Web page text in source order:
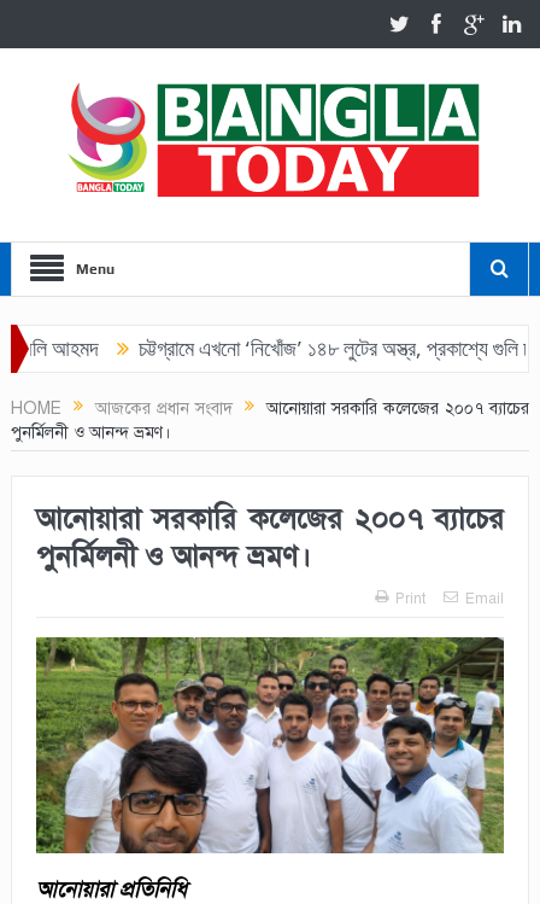
Menu
আহমদ চট্টগ্রামে এখনো ‘নিখোঁজ’ ১৪৮ লুটের অস্ত্র, প্রকাশ্যে গুলি
HOME আজকের প্রধান সংবাদ
‎আনোয়ারা সরকারি কলেজের ২০০৭ ব্যাচের
পুনর্মিলনী ও আনন্দ ভ্রমণ।
‎আনোয়ারা সরকারি কলেজের ২০০৭ ব্যাচের
পুনর্মিলনী ও আনন্দ ভ্রমণ।
Print Email
আনোয়ারা প্রতিনিধি